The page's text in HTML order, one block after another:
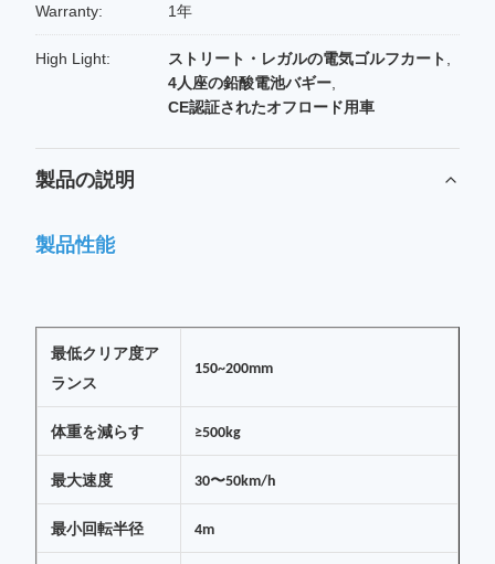
Warranty: 1年
High Light: ストリート・レガルの電気ゴルフカート
4人座の鉛酸電池バギー
CE認証されたオフロード用車
製品の説明
製品性能
最低クリア度ア
ランス
150~200mm
体重を減らす ≥500kg
最大速度 30〜50km/h
最小回転半径 4m